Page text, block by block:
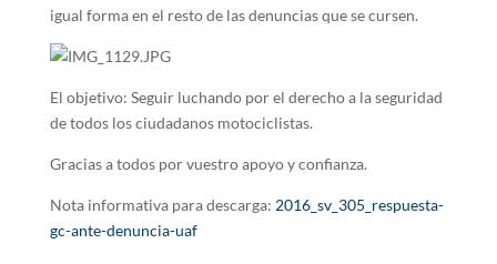
igual forma en el resto de las denuncias que se cursen.
El objetivo: Seguir luchando por el derecho a la seguridad
de todos los ciudadanos motociclistas.
Gracias a todos por vuestro apoyo y confianza.
Nota informativa para descarga: 2016_sv_305_respuesta-
gc-ante-denuncia-uaf